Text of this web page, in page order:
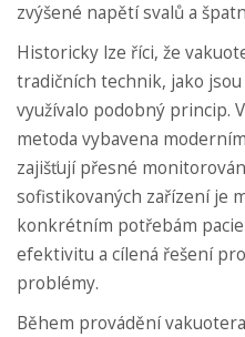
zvýšené napětí svalů a
Historicky lze říci, že
tradičních technik, jako
využívalo podobný princip.
metoda vybavena
zajišťují přesné
sofistikovaných zařízení je
konkrétním potřebám
efektivitu a cílená řešení
problémy.
Během provádění